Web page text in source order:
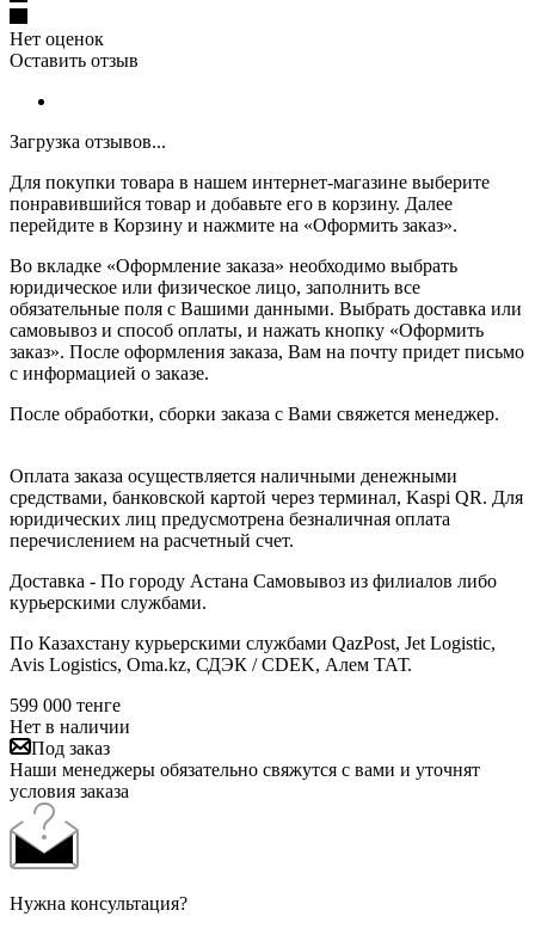
Нет оценок
Оставить отзыв
Загрузка отзывов...
Для покупки товара в нашем интернет-магазине выберите
понравившийся товар и добавьте его в корзину. Далее
перейдите в Корзину и нажмите на «Оформить заказ».
Во вкладке «Оформление заказа» необходимо выбрать
юридическое или физическое лицо, заполнить все
обязательные поля с Вашими данными. Выбрать доставка или
самовывоз и способ оплаты, и нажать кнопку «Оформить
заказ». После оформления заказа, Вам на почту придет письмо
с информацией о заказе.
После обработки, сборки заказа с Вами свяжется менеджер.
Оплата заказа осуществляется наличными денежными
средствами, банковской картой через терминал, Kaspi QR. Для
юридических лиц предусмотрена безналичная оплата
перечислением на расчетный счет.
Доставка - По городу Астана Самовывоз из филиалов либо
курьерскими службами.
По Казахстану курьерскими службами QazPost, Jet Logistic,
Avis Logistics, Oma.kz, СДЭК / CDEK, Алем ТАТ.
599 000 тенге
Нет в наличии
Под заказ
Наши менеджеры обязательно свяжутся с вами и уточнят
условия заказа
Нужна консультация?